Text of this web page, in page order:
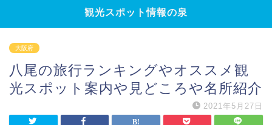
観光スポット情報の泉
大阪府
八尾の旅行ランキングやオススメ観
光スポット案内や見どころや名所紹介
2021年5月27日